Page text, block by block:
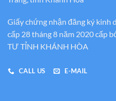
Giấy chứng nhận đăng ký kinh
cấp 28 tháng 8 năm 2020 cấp
TƯ TỈNH KHÁNH HÒA
CALL US E-MAIL